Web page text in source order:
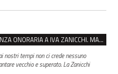
VENTASSO, SÌ ALLA CITTADINANZA ONORARIA A IVA ZANICCHI. MA BARGIACCHI: “È DI PESSIMO GUSTO”
nostri tempi non ci crede nessuno
vecchio e superato. La Zanicchi